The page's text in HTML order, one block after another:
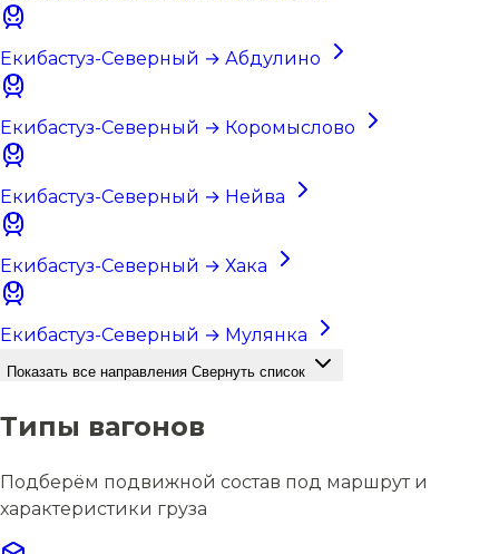
Екибастуз-Северный → Абдулино
Екибастуз-Северный → Коромыслово
Екибастуз-Северный → Нейва
Екибастуз-Северный → Хака
Екибастуз-Северный → Мулянка
Показать все направления Свернуть список
Типы вагонов
Подберём подвижной состав под маршрут и
характеристики груза